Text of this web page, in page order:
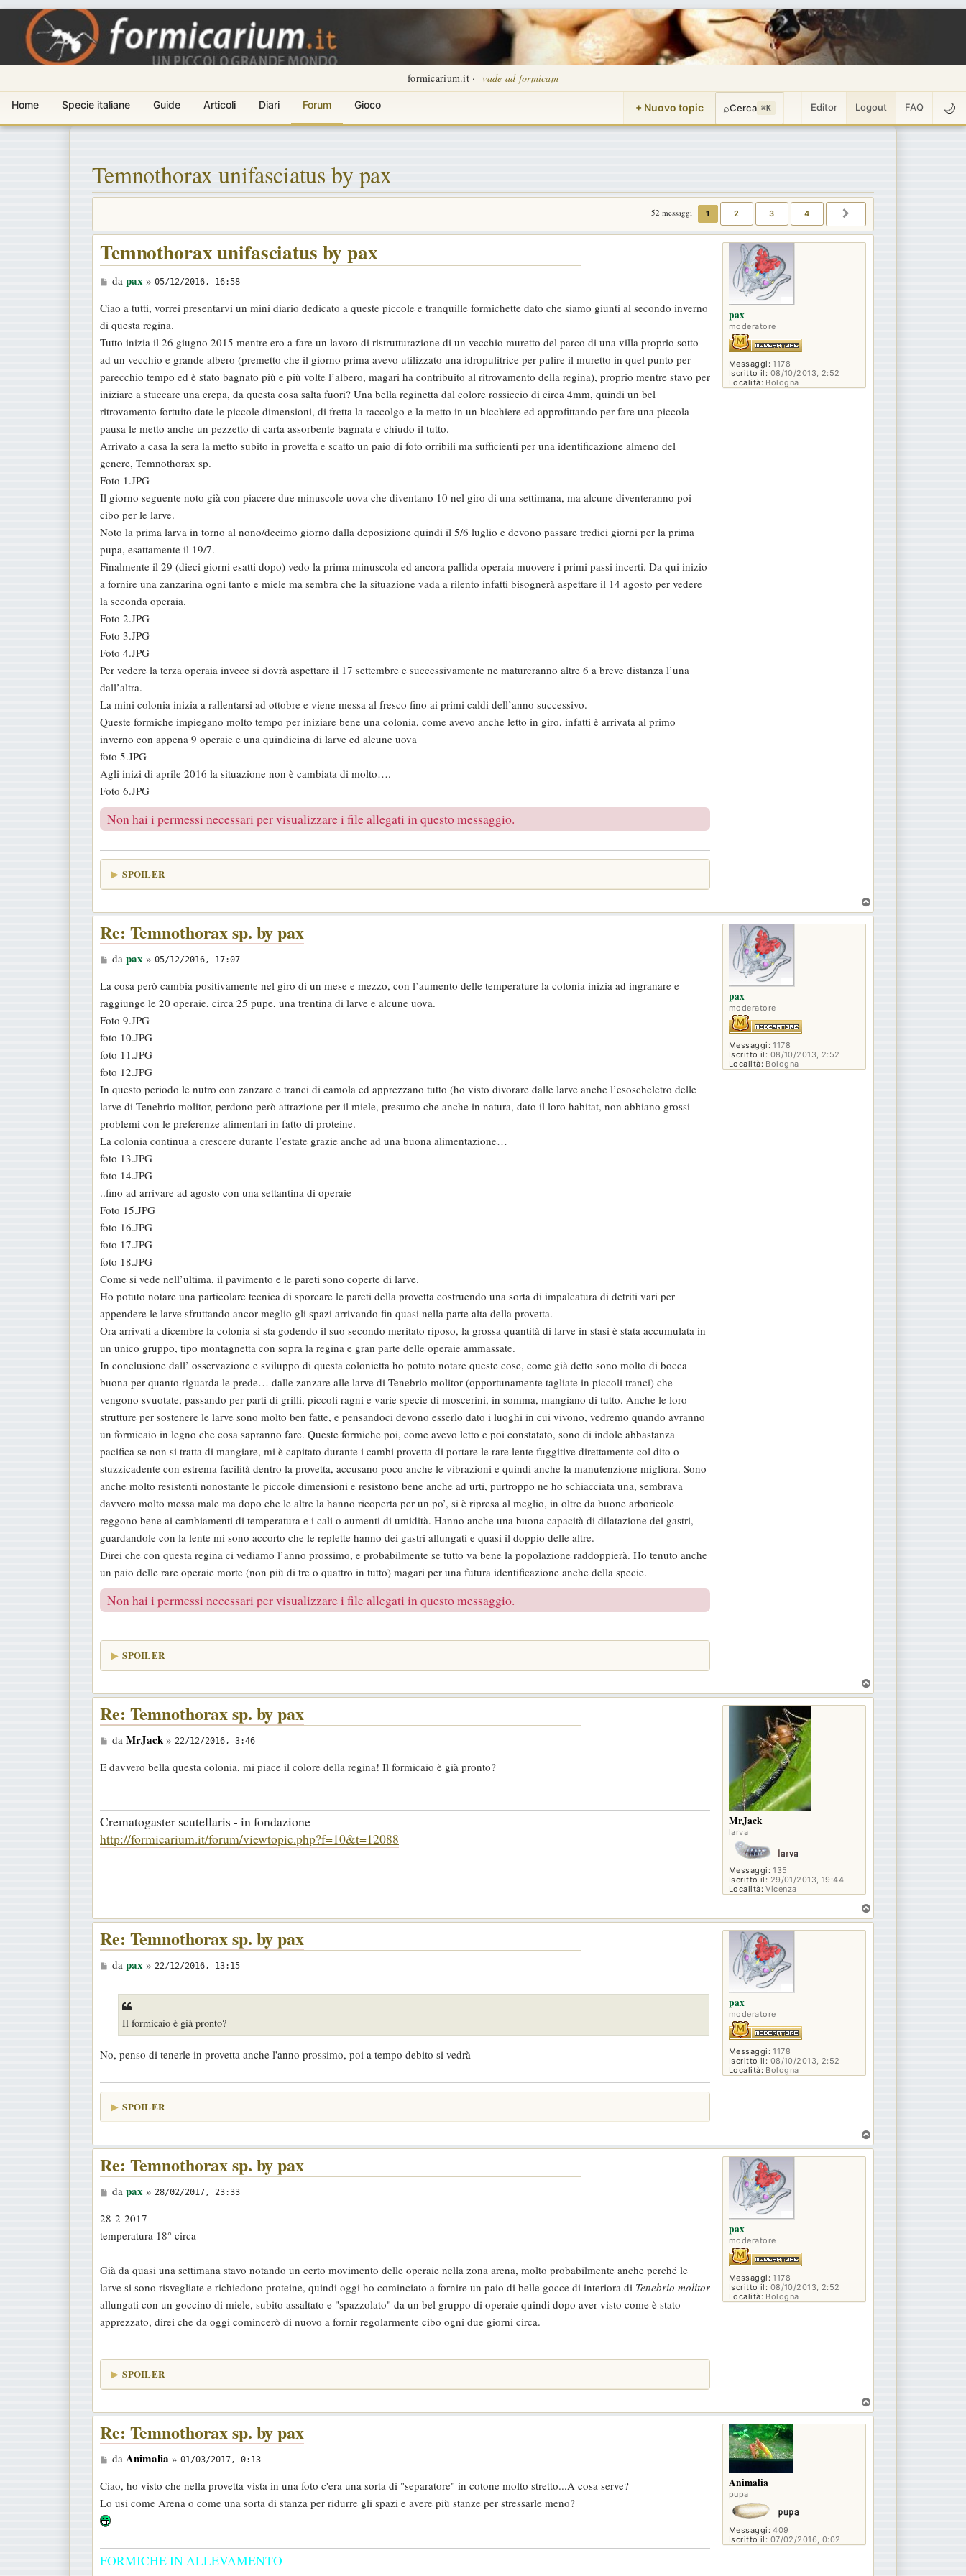
formicarium.it · vade ad formicam
Home Specie italiane Guide Articoli Diari Forum Gioco + Nuovo topic ⌕Cerca ⌘K Editor Logout FAQ 🌙
Temnothorax unifasciatus by pax
52 messaggi 1 2 3 4
pax
moderatore
Messaggi: 1178
Iscritto il: 08/10/2013, 2:52
Località: Bologna
Temnothorax unifasciatus by pax
M
s
s
a
g
g
i
o
da pax» 05/12/2016, 16:58
Ciao a tutti, vorrei presentarvi un mini diario dedicato a queste piccole e tranquille formichette dato che siamo giunti al secondo inverno
di questa regina.
Tutto inizia il 26 giugno 2015 mentre ero a fare un lavoro di ristrutturazione di un vecchio muretto del parco di una villa proprio sotto
ad un vecchio e grande albero (premetto che il giorno prima avevo utilizzato una idropulitrice per pulire il muretto in quel punto per
parecchio tempo ed è stato bagnato più e più volte l’albero, magari ha contribuito al ritrovamento della regina), proprio mentre stavo per
iniziare a stuccare una crepa, da questa cosa salta fuori? Una bella reginetta dal colore rossiccio di circa 4mm, quindi un bel
ritrovamento fortuito date le piccole dimensioni, di fretta la raccolgo e la metto in un bicchiere ed approfittando per fare una piccola
pausa le metto anche un pezzetto di carta assorbente bagnata e chiudo il tutto.
Arrivato a casa la sera la metto subito in provetta e scatto un paio di foto orribili ma sufficienti per una identificazione almeno del
genere, Temnothorax sp.
Foto 1.JPG
Il giorno seguente noto già con piacere due minuscole uova che diventano 10 nel giro di una settimana, ma alcune diventeranno poi
cibo per le larve.
Noto la prima larva in torno al nono/decimo giorno dalla deposizione quindi il 5/6 luglio e devono passare tredici giorni per la prima
pupa, esattamente il 19/7.
Finalmente il 29 (dieci giorni esatti dopo) vedo la prima minuscola ed ancora pallida operaia muovere i primi passi incerti. Da qui inizio
a fornire una zanzarina ogni tanto e miele ma sembra che la situazione vada a rilento infatti bisognerà aspettare il 14 agosto per vedere
la seconda operaia.
Foto 2.JPG
Foto 3.JPG
Foto 4.JPG
Per vedere la terza operaia invece si dovrà aspettare il 17 settembre e successivamente ne matureranno altre 6 a breve distanza l’una
dall’altra.
La mini colonia inizia a rallentarsi ad ottobre e viene messa al fresco fino ai primi caldi dell’anno successivo.
Queste formiche impiegano molto tempo per iniziare bene una colonia, come avevo anche letto in giro, infatti è arrivata al primo
inverno con appena 9 operaie e una quindicina di larve ed alcune uova
foto 5.JPG
Agli inizi di aprile 2016 la situazione non è cambiata di molto….
Foto 6.JPG
Non hai i permessi necessari per visualizzare i file allegati in questo messaggio.
SPOILER
o
pax
moderatore
Messaggi: 1178
Iscritto il: 08/10/2013, 2:52
Località: Bologna
Re: Temnothorax sp. by pax
M
s
s
a
g
g
i
o
da pax» 05/12/2016, 17:07
La cosa però cambia positivamente nel giro di un mese e mezzo, con l’aumento delle temperature la colonia inizia ad ingranare e
raggiunge le 20 operaie, circa 25 pupe, una trentina di larve e alcune uova.
Foto 9.JPG
foto 10.JPG
foto 11.JPG
foto 12.JPG
In questo periodo le nutro con zanzare e tranci di camola ed apprezzano tutto (ho visto divorare dalle larve anche l’esoscheletro delle
larve di Tenebrio molitor, perdono però attrazione per il miele, presumo che anche in natura, dato il loro habitat, non abbiano grossi
problemi con le preferenze alimentari in fatto di proteine.
La colonia continua a crescere durante l’estate grazie anche ad una buona alimentazione…
foto 13.JPG
foto 14.JPG
..fino ad arrivare ad agosto con una settantina di operaie
Foto 15.JPG
foto 16.JPG
foto 17.JPG
foto 18.JPG
Come si vede nell’ultima, il pavimento e le pareti sono coperte di larve.
Ho potuto notare una particolare tecnica di sporcare le pareti della provetta costruendo una sorta di impalcatura di detriti vari per
appendere le larve sfruttando ancor meglio gli spazi arrivando fin quasi nella parte alta della provetta.
Ora arrivati a dicembre la colonia si sta godendo il suo secondo meritato riposo, la grossa quantità di larve in stasi è stata accumulata in
un unico gruppo, tipo montagnetta con sopra la regina e gran parte delle operaie ammassate.
In conclusione dall’ osservazione e sviluppo di questa colonietta ho potuto notare queste cose, come già detto sono molto di bocca
buona per quanto riguarda le prede… dalle zanzare alle larve di Tenebrio molitor (opportunamente tagliate in piccoli tranci) che
vengono svuotate, passando per parti di grilli, piccoli ragni e varie specie di moscerini, in somma, mangiano di tutto. Anche le loro
strutture per sostenere le larve sono molto ben fatte, e pensandoci devono esserlo dato i luoghi in cui vivono, vedremo quando avranno
un formicaio in legno che cosa sapranno fare. Queste formiche poi, come avevo letto e poi constatato, sono di indole abbastanza
pacifica se non si tratta di mangiare, mi è capitato durante i cambi provetta di portare le rare lente fuggitive direttamente col dito o
stuzzicadente con estrema facilità dentro la provetta, accusano poco anche le vibrazioni e quindi anche la manutenzione migliora. Sono
anche molto resistenti nonostante le piccole dimensioni e resistono bene anche ad urti, purtroppo ne ho schiacciata una, sembrava
davvero molto messa male ma dopo che le altre la hanno ricoperta per un po’, si è ripresa al meglio, in oltre da buone arboricole
reggono bene ai cambiamenti di temperatura e i cali o aumenti di umidità. Hanno anche una buona capacità di dilatazione dei gastri,
guardandole con la lente mi sono accorto che le replette hanno dei gastri allungati e quasi il doppio delle altre.
Direi che con questa regina ci vediamo l’anno prossimo, e probabilmente se tutto va bene la popolazione raddoppierà. Ho tenuto anche
un paio delle rare operaie morte (non più di tre o quattro in tutto) magari per una futura identificazione anche della specie.
Non hai i permessi necessari per visualizzare i file allegati in questo messaggio.
SPOILER
o
MrJack
larva
Messaggi: 135
Iscritto il: 29/01/2013, 19:44
Località: Vicenza
Re: Temnothorax sp. by pax
M
s
a
g
g
da MrJack» 22/12/2016, 3:46
E davvero bella questa colonia, mi piace il colore della regina! Il formicaio è già pronto?
Crematogaster scutellaris - in fondazione
http://formicarium.it/forum/viewtopic.php?f=10&t=12088
o
pax
moderatore
Messaggi: 1178
Iscritto il: 08/10/2013, 2:52
Località: Bologna
Re: Temnothorax sp. by pax
M
g
i
o
da pax» 22/12/2016, 13:15
Il formicaio è già pronto?
No, penso di tenerle in provetta anche l'anno prossimo, poi a tempo debito si vedrà
SPOILER
o
pax
moderatore
Messaggi: 1178
Iscritto il: 08/10/2013, 2:52
Località: Bologna
Re: Temnothorax sp. by pax
M
s
s
g
g
i
o
da pax » 28/02/2017, 23:33
28-2-2017
temperatura 18° circa
Già da quasi una settimana stavo notando un certo movimento delle operaie nella zona arena, molto probabilmente anche perché le
larve si sono risvegliate e richiedono proteine, quindi oggi ho cominciato a fornire un paio di belle gocce di interiora di Tenebrio molitor
allungati con un goccino di miele, subito assaltato e "spazzolato" da un bel gruppo di operaie quindi dopo aver visto come è stato
apprezzato, direi che da oggi comincerò di nuovo a fornir regolarmente cibo ogni due giorni circa.
SPOILER
o
Animalia
pupa
Messaggi: 409
Iscritto il: 07/02/2016, 0:02
Re: Temnothorax sp. by pax
M
s
s
a
g
da Animalia » 01/03/2017, 0:13
Ciao, ho visto che nella provetta vista in una foto c'era una sorta di "separatore" in cotone molto stretto...A cosa serve?
Lo usi come Arena o come una sorta di stanza per ridurre gli spazi e avere più stanze per stressarle meno?
FORMICHE IN ALLEVAMENTO